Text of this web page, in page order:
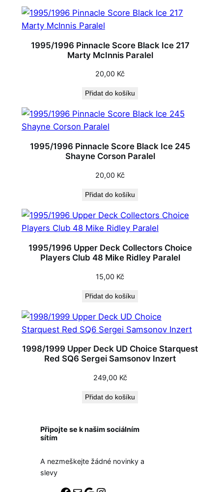
1995/1996 Pinnacle Score Black Ice 217
Marty McInnis Paralel
20,00 Kč
Přidat do košíku
1995/1996 Pinnacle Score Black Ice 245
Shayne Corson Paralel
20,00 Kč
Přidat do košíku
1995/1996 Upper Deck Collectors Choice
Players Club 48 Mike Ridley Paralel
15,00 Kč
Přidat do košíku
1998/1999 Upper Deck UD Choice Starquest
Red SQ6 Sergei Samsonov Inzert
249,00 Kč
Přidat do košíku
Připojte se k našim sociálním
sítím
A nezmeškejte žádné novinky a
slevy